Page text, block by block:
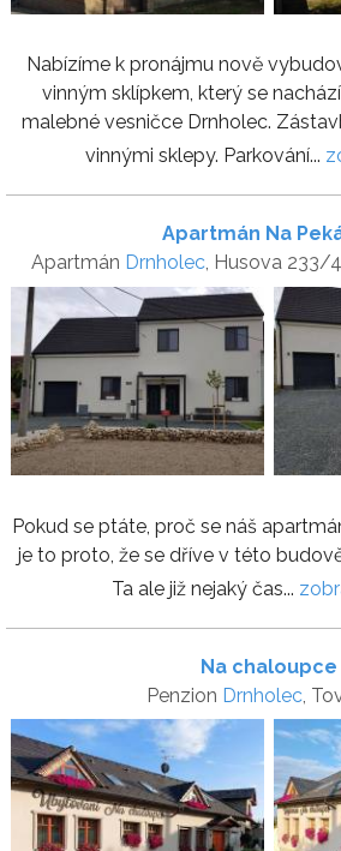
Nabízíme k pronájmu nově
vinným sklípkem, který se
malebné vesničce Drnholec.
vinnými sklepy. Parkování...
Apartmán Na
Apartmán Drnholec, Husova 233/
Pokud se ptáte, proč se náš
je to proto, že se dříve v této
Ta ale již nejaký čas...
Na chaloupce
Penzion Drnholec,